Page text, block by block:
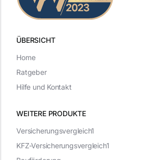
ÜBERSICHT
WEITERE PRODUKTE
Versicherungsvergleich1
KFZ-Versicherungsvergleich1
Home
Ratgeber
Hilfe und Kontakt